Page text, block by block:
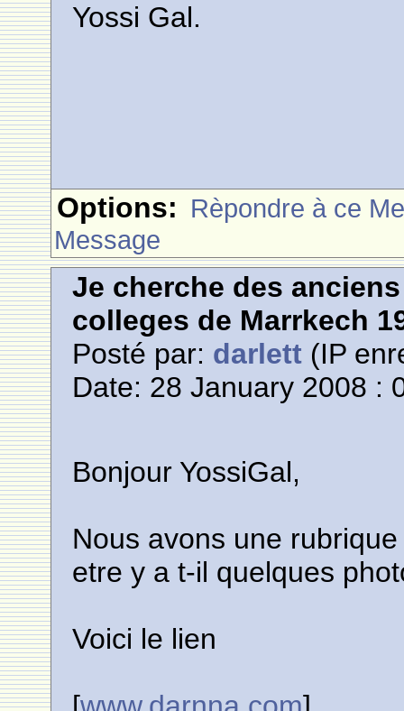
Yossi Gal.
Options: Rèpondre à ce
Message
Je cherche des
colleges de Marrkech
Posté par: darlett (IP
Date: 28 January 2008 :
Bonjour YossiGal,
Nous avons une
etre y a t-il quelques
Voici le lien